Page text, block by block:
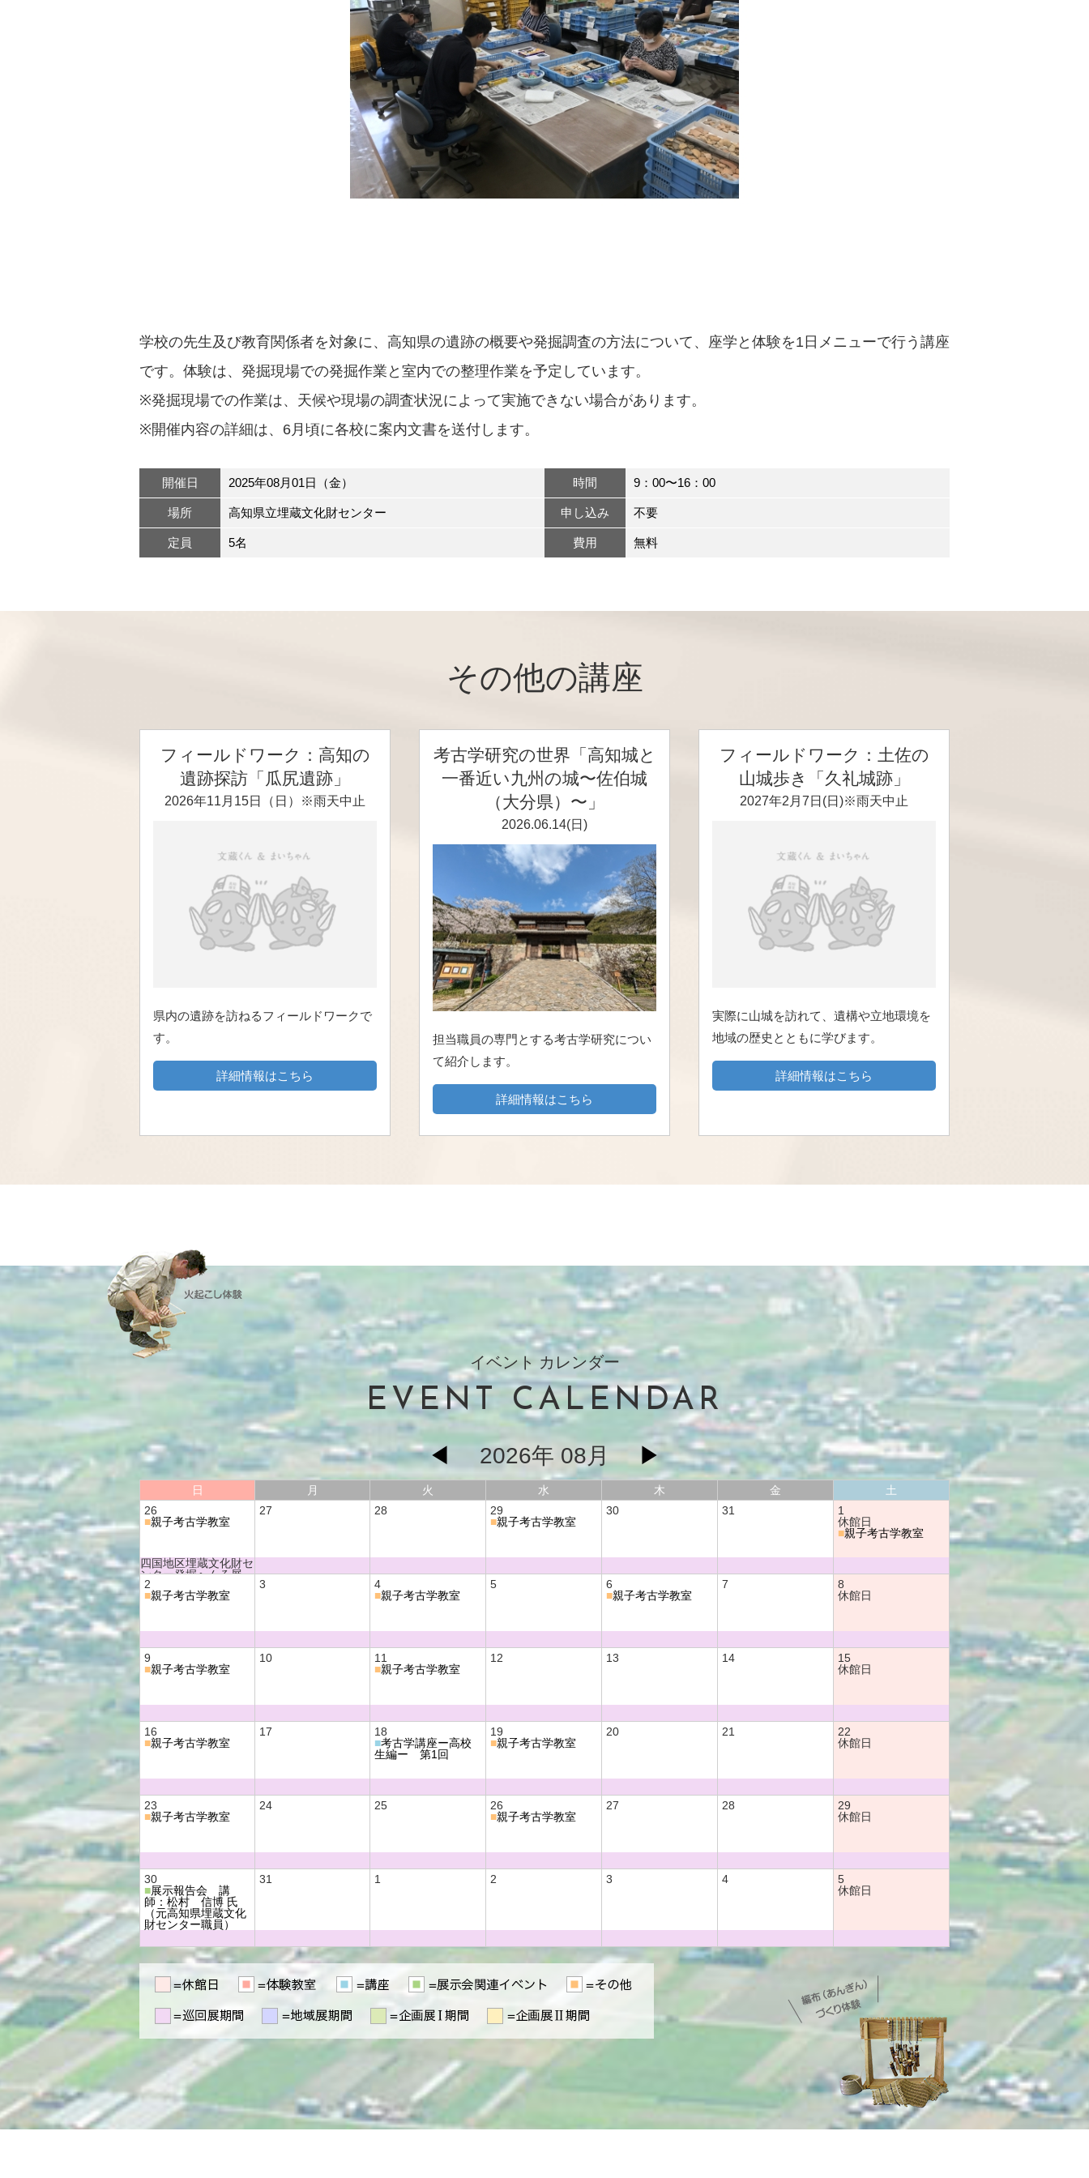
学校の先生及び教育関係者を対象に、高知県の遺跡の概要や発掘調査の方法について、座学と体験を1日メニューで行う講座
です。体験は、発掘現場での発掘作業と室内での整理作業を予定しています。
※発掘現場での作業は、天候や現場の調査状況によって実施できない場合があります。
※開催内容の詳細は、6月頃に各校に案内文書を送付します。
開催日 2025年08月01日（金） 時間 9：00〜16：00
場所 高知県立埋蔵文化財センター 申し込み 不要
定員 5名 費用 無料
その他の講座
フィールドワーク：高知の
遺跡探訪「瓜尻遺跡」
2026年11月15日（日）※雨天中止
県内の遺跡を訪ねるフィールドワークで
す。
詳細情報はこちら
考古学研究の世界「高知城と
一番近い九州の城〜佐伯城
（大分県）〜」
2026.06.14(日)
担当職員の専門とする考古学研究につい
て紹介します。
詳細情報はこちら
フィールドワーク：土佐の
山城歩き「久礼城跡」
2027年2月7日(日)※雨天中止
実際に山城を訪れて、遺構や立地環境を
地域の歴史とともに学びます。
詳細情報はこちら
イベント カレンダー
EVENT CALENDAR
◀ 2026年 08月 ▶
日 月 火 水 木 金
土
26
■親子考古学教室
四国地区埋蔵文化財セ
ンター発掘へんろ展
四国のモノづくりー弥
生時代の道具ー
27 28
29
■親子考古学教室
30 31
1
休館日
■親子考古学教室
2
■親子考古学教室
3
4
■親子考古学教室
5
6
■親子考古学教室
7
8
休館日
9
■親子考古学教室
10
11
■親子考古学教室
12 13 14
15
休館日
16
■親子考古学教室
17
18
■考古学講座ー高校
生編ー 第1回
19
■親子考古学教室
20 21
22
休館日
23
■親子考古学教室
24 25
26
■親子考古学教室
27 28
29
休館日
30
■展示報告会 講
師：松村 信博 氏
（元高知県埋蔵文化
財センター職員）
31 1 2 3 4
5
休館日